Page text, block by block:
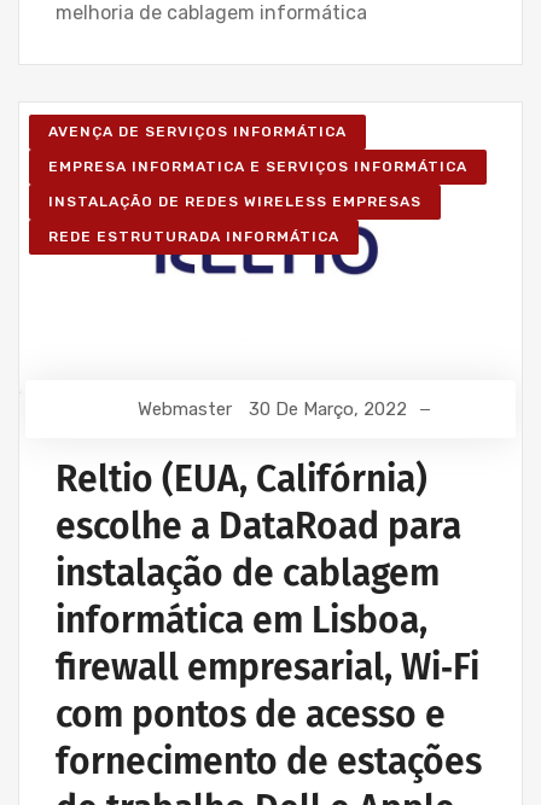
melhoria de cablagem informática
AVENÇA DE SERVIÇOS INFORMÁTICA
EMPRESA INFORMATICA E SERVIÇOS INFORMÁTICA
INSTALAÇÃO DE REDES WIRELESS EMPRESAS
REDE ESTRUTURADA INFORMÁTICA
Webmaster 30 De Março, 2022
Reltio (EUA, Califórnia)
escolhe a DataRoad para
instalação de cablagem
informática em Lisboa,
firewall empresarial, Wi‑Fi
com pontos de acesso e
fornecimento de estações